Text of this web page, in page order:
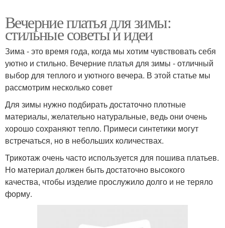
Вечерние платья для зимы:
стильные советы и идеи
Зима - это время года, когда мы хотим чувствовать себя
уютно и стильно. Вечерние платья для зимы - отличный
выбор для теплого и уютного вечера. В этой статье мы
рассмотрим несколько совет
Для зимы нужно подбирать достаточно плотные
материалы, желательно натуральные, ведь они очень
хорошо сохраняют тепло. Примеси синтетики могут
встречаться, но в небольших количествах.
Трикотаж очень часто используется для пошива платьев.
Но материал должен быть достаточно высокого
качества, чтобы изделие прослужило долго и не теряло
форму.